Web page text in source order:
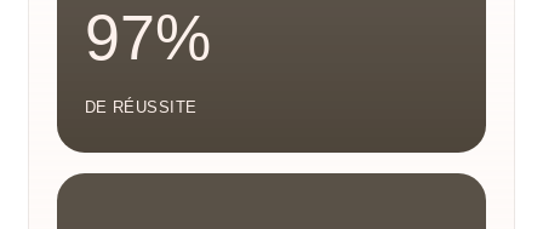
97%
DE RÉUSSITE